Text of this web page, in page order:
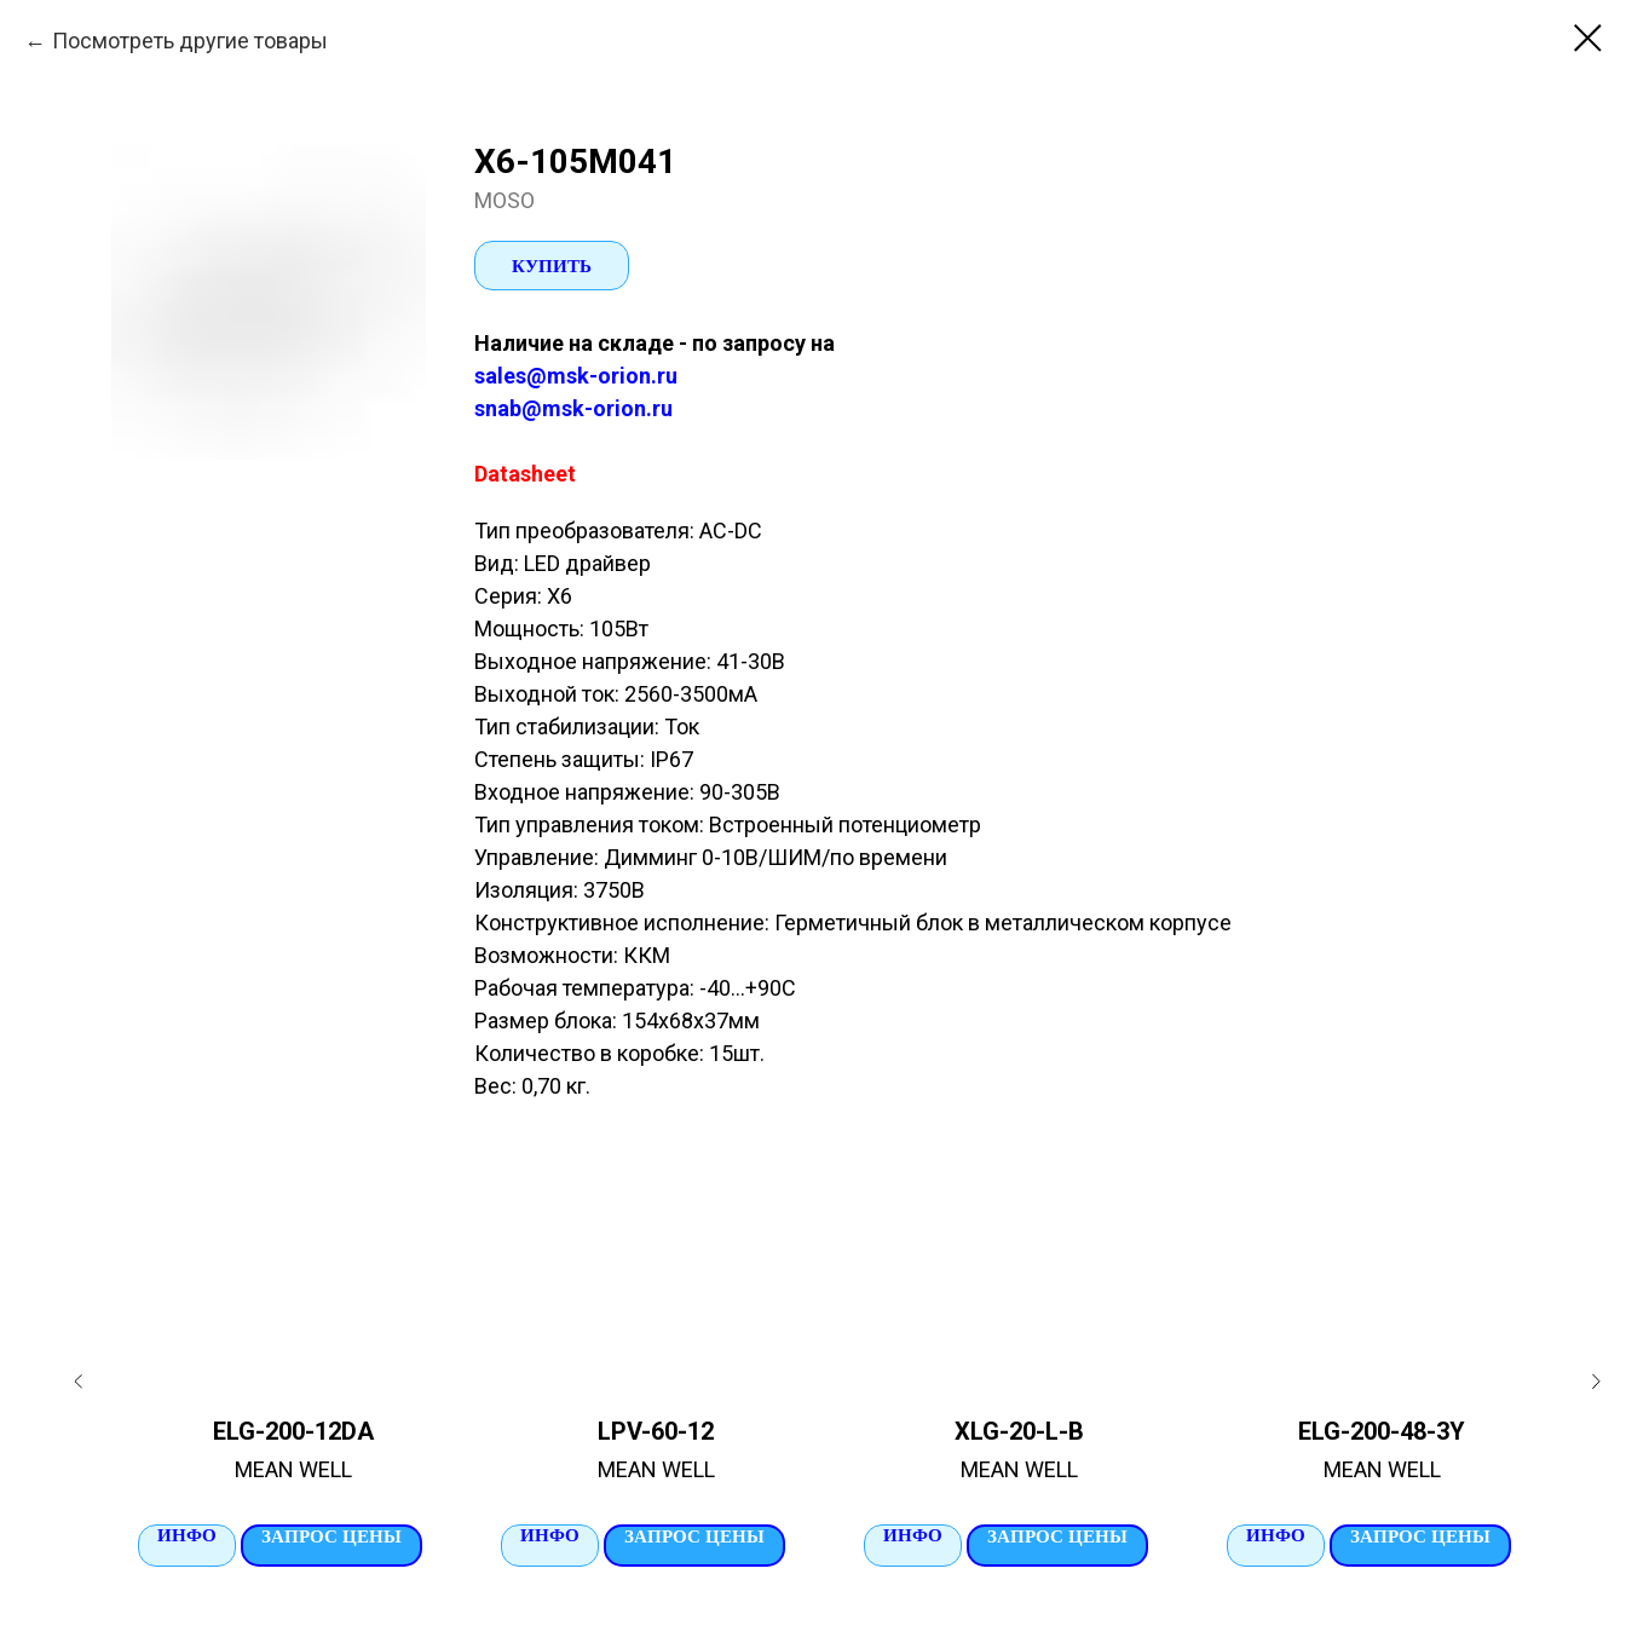
Посмотреть другие товары
X6-105M041
MOSO
КУПИТЬ
Наличие на складе - по запросу на
sales@msk-orion.ru
snab@msk-orion.ru
Datasheet
Тип преобразователя: AC-DC
Вид: LED драйвер
Серия: X6
Мощность: 105Вт
Выходное напряжение: 41-30В
Выходной ток: 2560-3500мА
Тип стабилизации: Ток
Степень защиты: IP67
Входное напряжение: 90-305В
Тип управления током: Встроенный потенциометр
Управление: Димминг 0-10В/ШИМ/по времени
Изоляция: 3750В
Конструктивное исполнение: Герметичный блок в металлическом корпусе
Возможности: ККМ
Рабочая температура: -40...+90С
Размер блока: 154х68х37мм
Количество в коробке: 15шт.
Вес: 0,70 кг.
ELG-200-12DA
MEAN WELL
ИНФО ЗАПРОС ЦЕНЫ
LPV-60-12
MEAN WELL
ИНФО ЗАПРОС ЦЕНЫ
XLG-20-L-B
MEAN WELL
ИНФО ЗАПРОС ЦЕНЫ
ELG-200-48-3Y
MEAN WELL
ИНФО ЗАПРОС ЦЕНЫ